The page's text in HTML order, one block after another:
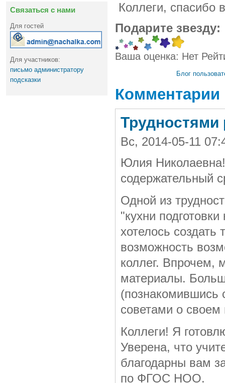
Связаться с нами
Для гостей
Для участников:
письмо администратору
подсказки
Коллеги, спасибо
Подарите звезду:
Ваша оценка: Нет
Блог
Комментарии
Трудностями
Вс, 2014-05-11
Юлия
содержательный
Одной из
"кухни
хотелось создать
возможность
коллег. Впрочем,
материалы.
(познакомившись
советами о своем
Коллеги! Я
Уверена, что
благодарны вам
по ФГОС НОО.